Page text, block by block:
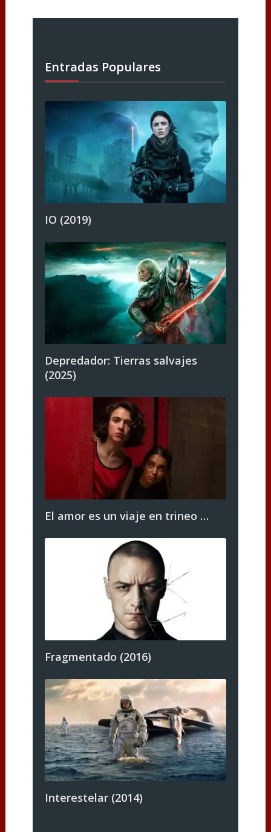
Entradas Populares
IO (2019)
Depredador: Tierras salvajes
(2025)
El amor es un viaje en trineo …
Fragmentado (2016)
Interestelar (2014)